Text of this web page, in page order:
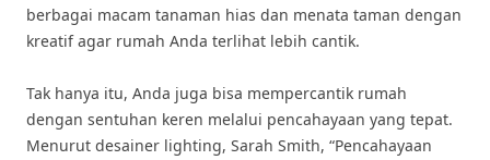
berbagai macam tanaman hias dan menata taman dengan
kreatif agar rumah Anda terlihat lebih cantik.
Tak hanya itu, Anda juga bisa mempercantik rumah
dengan sentuhan keren melalui pencahayaan yang tepat.
Menurut desainer lighting, Sarah Smith, “Pencahayaan